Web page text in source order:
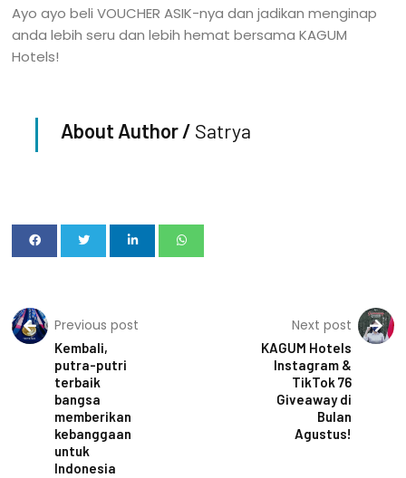
Ayo ayo beli VOUCHER ASIK-nya dan jadikan menginap
anda lebih seru dan lebih hemat bersama KAGUM
Hotels!
About Author / Satrya
Previous post
Kembali,
putra-putri
terbaik
bangsa
memberikan
kebanggaan
untuk
Indonesia
Next post
KAGUM Hotels
Instagram &
TikTok 76
Giveaway di
Bulan
Agustus!